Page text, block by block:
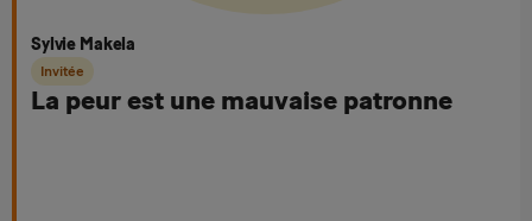
Sylvie Makela
Invitée
La peur est une mauvaise patronne